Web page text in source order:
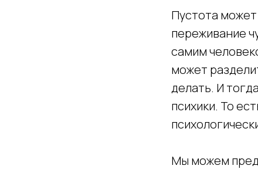
Пустота
переживание
самим
может
делать. И
психики. То
Мы можем